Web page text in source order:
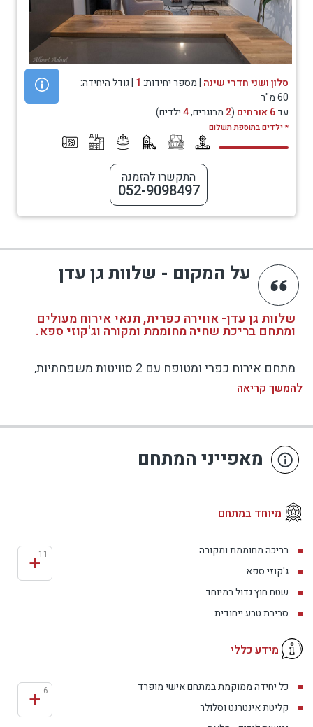
סלון ושני חדרי שינה | מספר יחידות: 1 | גודל היחידה:
60 מ"ר
עד6 אורחים (
2 מבוגרים,4ילדים)
* ילדים בתוספת תשלום
התקשרו להזמנה
052-9098497
על המקום - שלוות גן עדן
שלוות גן עדן- אווירה כפרית, תנאי אירוח מעולים
ומתחם בריכת שחיה מחוממת ומקורה וג'קוזי ספא.
מתחם אירוח כפרי ומטופח עם 2 סוויטות משפחתיות,
מרווחות וסוויטה זוגית מפוארת. הסוויטות המשפחתיות
בנויות כשני חללים - חדר מרכזי עם סלון, מטבח ופינת
אוכל וחדר שינה רומנטי ומרווח, בו ממוקם ג'קוזי עגול
גדול. סוויטת היהלום הרומנטית בנויה כחלל פתוח
ומתהדרת בעיצוב מרהיב וייחודי. לכל סוויטה - מרפסת
נוי, ערוגות פרחים ותבלינים. במתחם החוץ המשותף
ממוקמת בריכת שחיה בנויה ומרוצפת ולצידה ג'קוזי ספא
להמשך קריאה
מאפייני המתחם
מיוחד במתחם
בריכה מחוממת ומקורה
ג'קוזי ספא
שטח חוץ גדול במיוחד
סביבת טבע ייחודית
+11
מידע כללי
כל יחידה ממוקמת במתחם אישי מופרד
קליטת אינטרנט וסלולר
+ 6